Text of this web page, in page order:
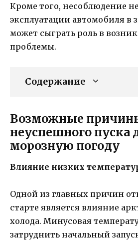
Кроме того, несоблюдение
эксплуатации автомобиля в
может сыграть роль в
проблемы.
Содержание
Возможные
неуспешного пуска
морозную погоду
Влияние низких
Одной из главных причин
старте является влияние
холода. Минусовая
затруднить начальный